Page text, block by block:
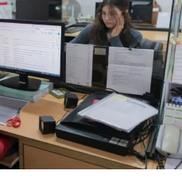
serían imposibles de
internacional. Todo
por confiar en el camino
la visión de futuro que
el gobernador.
que “el rumbo está
el desafío es seguir
disfruten los